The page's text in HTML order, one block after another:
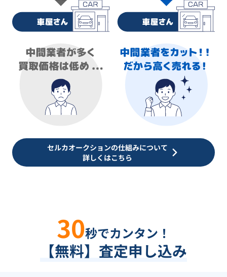
セルカオークションの仕組みについて
詳しくはこちら
30秒でカンタン！
【無料】査定申し込み